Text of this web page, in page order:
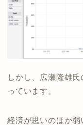
しかし、広瀬隆雄
っています。
経済が思いのほか弱